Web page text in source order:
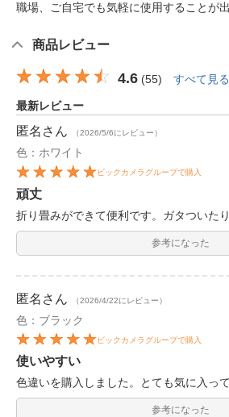
職場、ご自宅でも気軽に使用することが出
商品レビュー
4.6 (55) すべて見る
最新レビュー
匿名 さん （2026/5/6にレビュー）
色：ホワイト
ビックカメラグループで購入
頑丈
折り畳みができて便利です。ガタついた
参考になった
匿名 さん （2026/4/22にレビュー）
色：ブラック
ビックカメラグループで購入
使いやすい
色違いを購入しました。とても気に入って
参考になった